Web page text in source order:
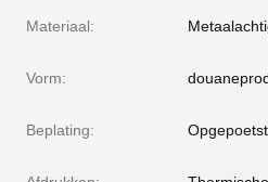
Materiaal:
Vorm:
Beplating: